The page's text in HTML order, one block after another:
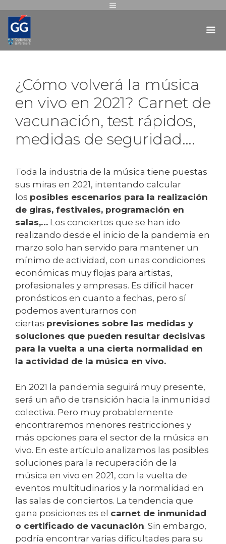
¿Cómo volverá la música
en vivo en 2021? Carnet de
vacunación, test rápidos,
medidas de seguridad….
Toda la industria de la música tiene puestas
sus miras en 2021, intentando calcular
los posibles escenarios para la realización
de giras, festivales, programación en
salas,… Los conciertos que se han ido
realizando desde el inicio de la pandemia en
marzo solo han servido para mantener un
mínimo de actividad, con unas condiciones
económicas muy flojas para artistas,
profesionales y empresas. Es difícil hacer
pronósticos en cuanto a fechas, pero sí
podemos aventurarnos con
ciertas previsiones sobre las medidas y
soluciones que pueden resultar decisivas
para la vuelta a una cierta normalidad en
la actividad de la música en vivo.
En 2021 la pandemia seguirá muy presente,
será un año de transición hacia la inmunidad
colectiva. Pero muy probablemente
encontraremos menores restricciones y
más opciones para el sector de la música en
vivo. En este artículo analizamos las posibles
soluciones para la recuperación de la
música en vivo en 2021, con la vuelta de
eventos multitudinarios y la normalidad en
las salas de conciertos. La tendencia que
gana posiciones es el carnet de inmunidad
o certificado de vacunación. Sin embargo,
podría encontrar varias dificultades para su